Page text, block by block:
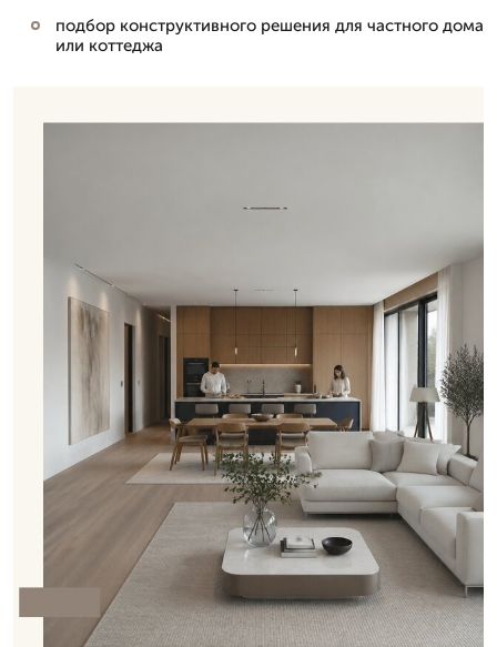
подбор конструктивного решения для частного дома
или коттеджа